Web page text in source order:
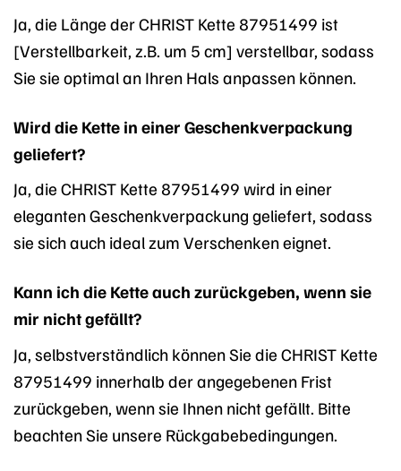
Ja, die Länge der CHRIST Kette 87951499 ist
[Verstellbarkeit, z.B. um 5 cm] verstellbar, sodass
Sie sie optimal an Ihren Hals anpassen können.
Wird die Kette in einer Geschenkverpackung
geliefert?
Ja, die CHRIST Kette 87951499 wird in einer
eleganten Geschenkverpackung geliefert, sodass
sie sich auch ideal zum Verschenken eignet.
Kann ich die Kette auch zurückgeben, wenn sie
mir nicht gefällt?
Ja, selbstverständlich können Sie die CHRIST Kette
87951499 innerhalb der angegebenen Frist
zurückgeben, wenn sie Ihnen nicht gefällt. Bitte
beachten Sie unsere Rückgabebedingungen.